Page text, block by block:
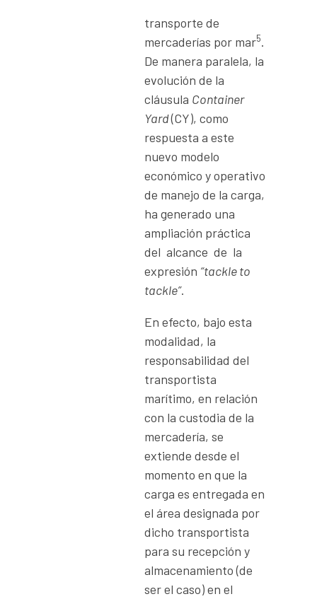
transporte de
mercaderías por mar5.
De manera paralela, la
evolución de la
cláusula Container
Yard(CY), como
respuesta a este
nuevo modelo
económico y operativo
de manejo de la carga,
ha generado una
ampliación práctica
del alcance de la
expresión “tackle to
tackle”.
En efecto, bajo esta
modalidad, la
responsabilidad del
transportista
marítimo, en relación
con la custodia de la
mercadería, se
extiende desde el
momento en que la
carga es entregada en
el área designada por
dicho transportista
para su recepción y
almacenamiento (de
ser el caso) en el